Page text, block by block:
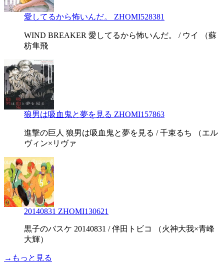
愛してるから怖いんだ。 ZHOMI528381
WIND BREAKER 愛してるから怖いんだ。 / ウイ （蘇
枋隼飛
狼男は吸血鬼と夢を見る ZHOMI157863
進撃の巨人 狼男は吸血鬼と夢を見る / 千束るち （エル
ヴィン×リヴァ
20140831 ZHOMI130621
黒子のバスケ 20140831 / 伴田トビコ （火神大我×青峰
大輝）
→もっと見る